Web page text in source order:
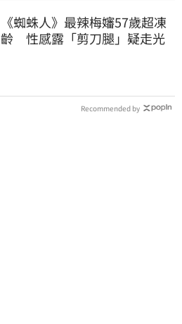
《蜘蛛人》最辣梅嬸57歲超凍
齡 性感露「剪刀腿」疑走光
Recommended by